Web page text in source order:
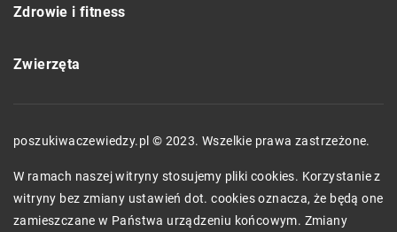
Zdrowie i fitness
Zwierzęta
poszukiwaczewiedzy.pl © 2023. Wszelkie prawa zastrzeżone.
W ramach naszej witryny stosujemy pliki cookies. Korzystanie z
witryny bez zmiany ustawień dot. cookies oznacza, że będą one
zamieszczane w Państwa urządzeniu końcowym. Zmiany